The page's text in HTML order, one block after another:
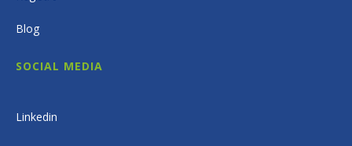
Blog
SOCIAL MEDIA
Linkedin